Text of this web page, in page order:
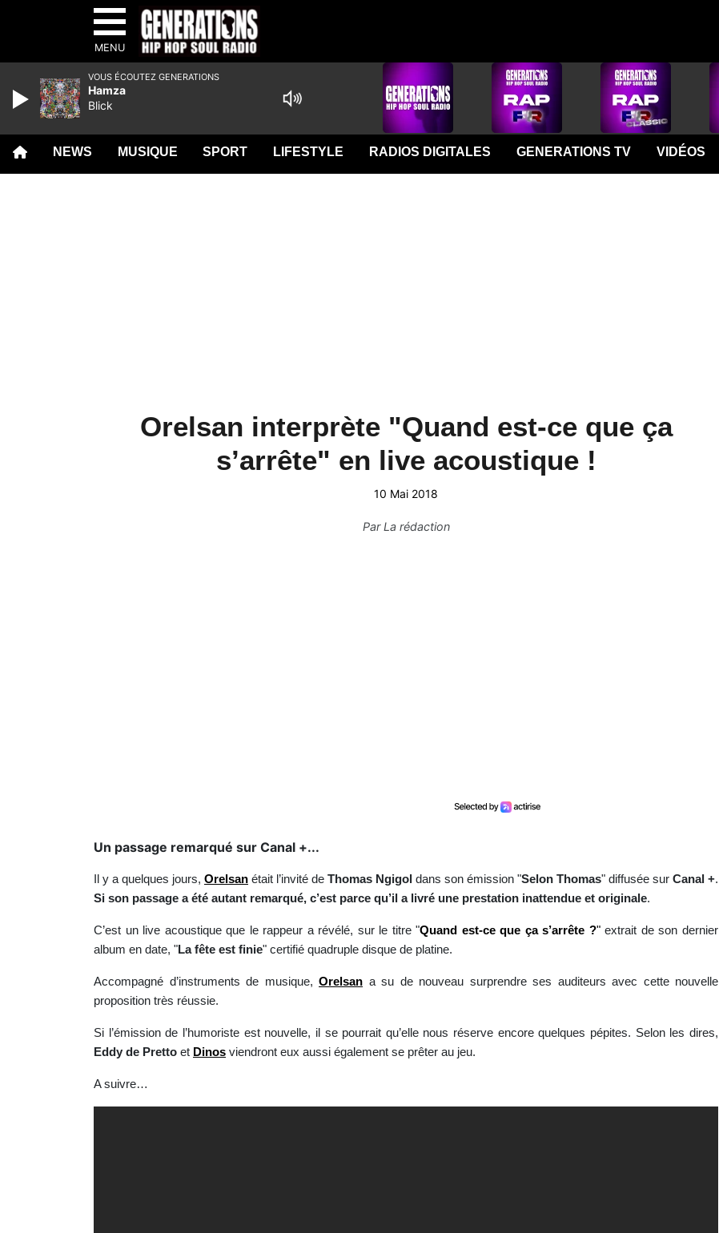
MENU
NEWS MUSIQUE SPORT LIFESTYLE RADIOS DIGITALES GENERATIONS TV VIDÉOS
Orelsan interprète "Quand est-ce que ça
s’arrête" en live acoustique !
10 Mai 2018
ParLa rédaction
Un passage remarqué sur Canal +...
Il y a quelques jours, Orelsan était l’invité de Thomas Ngigol dans son émission "Selon Thomas" diffusée sur Canal +.
Si son passage a été autant remarqué, c’est parce qu’il a livré une prestation inattendue et originale.
C’est un live acoustique que le rappeur a révélé, sur le titre "Quand est-ce que ça s’arrête ?"extrait de son dernier
album en date, "La fête est finie" certifié quadruple disque de platine.
Accompagné d’instruments de musique, Orelsan a su de nouveau surprendre ses auditeurs avec cette nouvelle
proposition très réussie.
Si l’émission de l’humoriste est nouvelle, il se pourrait qu’elle nous réserve encore quelques pépites. Selon les dires,
Eddy de Pretto et Dinos viendront eux aussi également se prêter au jeu.
A suivre…
VOUS ÉCOUTEZ GENERATIONS
Hamza
Blick